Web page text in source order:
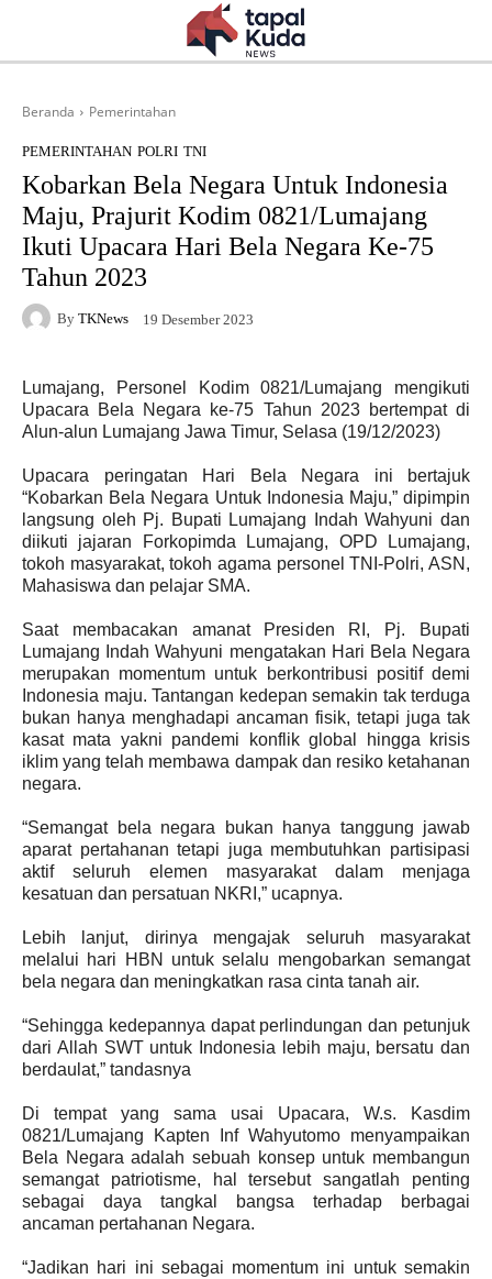
Beranda Pemerintahan
PEMERINTAHAN POLRI TNI
Kobarkan Bela Negara Untuk Indonesia
Maju, Prajurit Kodim 0821/Lumajang
Ikuti Upacara Hari Bela Negara Ke-75
Tahun 2023
By TKNews 19 Desember 2023
Lumajang, Personel Kodim 0821/Lumajang mengikuti
Upacara Bela Negara ke-75 Tahun 2023 bertempat di
Alun-alun Lumajang Jawa Timur, Selasa (19/12/2023)
Upacara peringatan Hari Bela Negara ini bertajuk
“Kobarkan Bela Negara Untuk Indonesia Maju,” dipimpin
langsung oleh Pj. Bupati Lumajang Indah Wahyuni dan
diikuti jajaran Forkopimda Lumajang, OPD Lumajang,
tokoh masyarakat, tokoh agama personel TNI-Polri, ASN,
Mahasiswa dan pelajar SMA.
Saat membacakan amanat Presiden RI, Pj. Bupati
Lumajang Indah Wahyuni mengatakan Hari Bela Negara
merupakan momentum untuk berkontribusi positif demi
Indonesia maju. Tantangan kedepan semakin tak terduga
bukan hanya menghadapi ancaman fisik, tetapi juga tak
kasat mata yakni pandemi konflik global hingga krisis
iklim yang telah membawa dampak dan resiko ketahanan
negara.
“Semangat bela negara bukan hanya tanggung jawab
aparat pertahanan tetapi juga membutuhkan partisipasi
aktif seluruh elemen masyarakat dalam menjaga
kesatuan dan persatuan NKRI,” ucapnya.
Lebih lanjut, dirinya mengajak seluruh masyarakat
melalui hari HBN untuk selalu mengobarkan semangat
bela negara dan meningkatkan rasa cinta tanah air.
“Sehingga kedepannya dapat perlindungan dan petunjuk
dari Allah SWT untuk Indonesia lebih maju, bersatu dan
berdaulat,” tandasnya
Di tempat yang sama usai Upacara, W.s. Kasdim
0821/Lumajang Kapten Inf Wahyutomo menyampaikan
Bela Negara adalah sebuah konsep untuk membangun
semangat patriotisme, hal tersebut sangatlah penting
sebagai daya tangkal bangsa terhadap berbagai
ancaman pertahanan Negara.
“Jadikan hari ini sebagai momentum ini untuk semakin